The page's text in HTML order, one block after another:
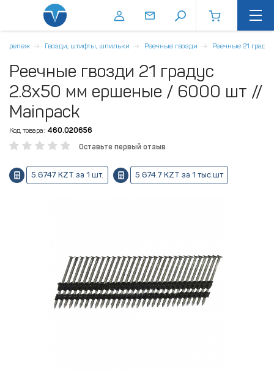
Крепеж Гвозди, штифты, шпильки Реечные гвозди Реечные 21 градус
Реечные гвозди 21 градус
2.8х50 мм ершеные / 6000 шт //
Mainpack
Код товара: 460.020656
Оставьте первый отзыв
5.6747 KZT за 1 шт. 5 674.7 KZT за 1 тыс.шт